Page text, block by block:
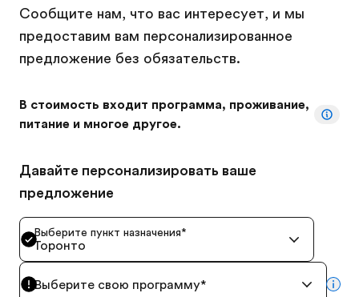
Сообщите нам, что вас интересует, и мы
предоставим вам персонализированное
предложение без обязательств.
В стоимость входит программа, проживание,
питание и многое другое.
Давайте персонализировать ваше
предложение
Выберите пункт назначения*
Торонто
Выберите свою программу*